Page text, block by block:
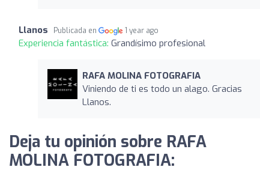
Llanos Publicada en 1 year ago
Experiencia fantástica: Grandísimo profesional
RAFA MOLINA FOTOGRAFIA
Viniendo de ti es todo un alago. Gracias
Llanos.
Deja tu opinión sobre RAFA
MOLINA FOTOGRAFIA: